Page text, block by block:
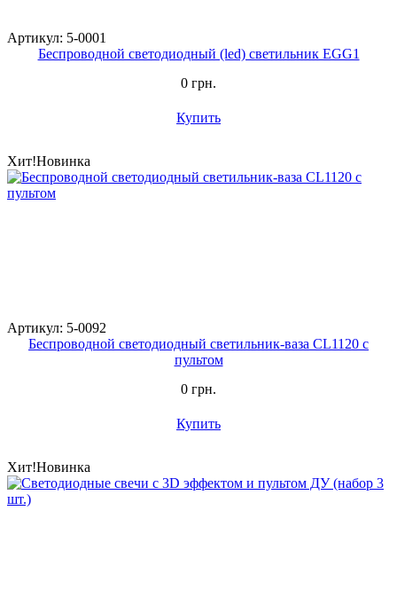
Артикул: 5-0001
Беспроводной светодиодный (led) светильник EGG1
0 грн.
Купить
Хит!Новинка
Артикул: 5-0092
Беспроводной светодиодный светильник-ваза CL1120 с
пультом
0 грн.
Купить
Хит!Новинка